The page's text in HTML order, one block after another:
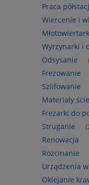
Praca
Wiercenie i
Wyrzynarki i
Odsysanie
Frezowanie
Szlifowanie
Materiały
Frezarki do
Struganie
Renowacja
Rozcinanie
Urządzenia
Oklejanie